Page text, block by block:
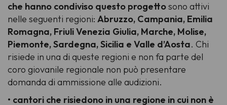
che hanno condiviso questo progettosono attivi
nelle seguenti regioni: Abruzzo, Campania, Emilia
Romagna, Friuli Venezia Giulia, Marche, Molise,
Piemonte, Sardegna, Sicilia e Valle d’Aosta. Chi
risiede in una di queste regioni e non fa parte del
coro giovanile regionale non può presentare
domanda di ammissione alle audizioni.
• cantori che risiedono in una regione in cui non è